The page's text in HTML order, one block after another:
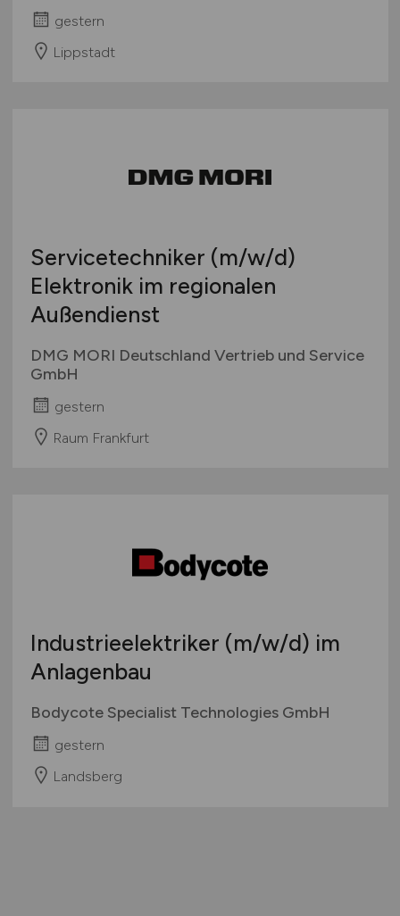
gestern
Lippstadt
Servicetechniker (m/w/d)
Elektronik im regionalen
Außendienst
DMG MORI Deutschland Vertrieb und Service
GmbH
gestern
Raum Frankfurt
Industrieelektriker (m/w/d) im
Anlagenbau
Bodycote Specialist Technologies GmbH
gestern
Landsberg